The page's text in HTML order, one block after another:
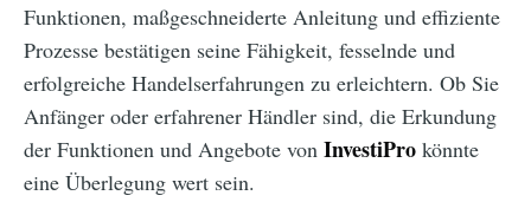
Funktionen, maßgeschneiderte Anleitung und effiziente
Prozesse bestätigen seine Fähigkeit, fesselnde und
erfolgreiche Handelserfahrungen zu erleichtern. Ob Sie
Anfänger oder erfahrener Händler sind, die Erkundung
der Funktionen und Angebote von InvestiPro könnte
eine Überlegung wert sein.